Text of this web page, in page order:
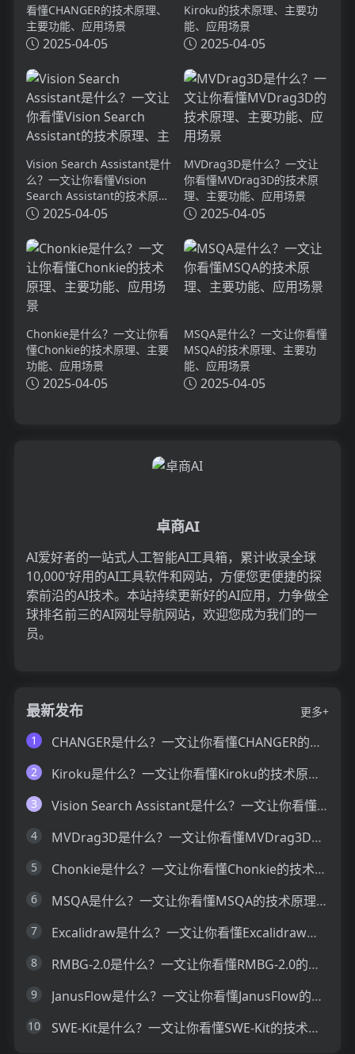
看懂CHANGER的技术原理、
主要功能、应用场景
2025-04-05
Kiroku的技术原理、主要功
能、应用场景
2025-04-05
Vision Search Assistant是什
么？一文让你看懂Vision
Search Assistant的技术原
理、主要功能、应用场景
2025-04-05
MVDrag3D是什么？一文让
你看懂MVDrag3D的技术原
理、主要功能、应用场景
2025-04-05
Chonkie是什么？一文让你看
懂Chonkie的技术原理、主要
功能、应用场景
2025-04-05
MSQA是什么？一文让你看懂
MSQA的技术原理、主要功
能、应用场景
2025-04-05
卓商AI
AI爱好者的一站式人工智能AI工具箱，累计收录全球
10,000⁺好用的AI工具软件和网站，方便您更便捷的探
索前沿的AI技术。本站持续更新好的AI应用，力争做全
球排名前三的AI网址导航网站，欢迎您成为我们的一
员。
最新发布
更多+
1
CHANGER是什么？一文让你看懂CHANGER的技术原理、主要功能、应用场景
2 Kiroku是什么？一文让你看懂Kiroku的技术原理、主要功能、应用场景
3 Vision Search Assistant是什么？一文让你看懂Vision Search Assistant的技术原理、主要功能、应用场景
4 MVDrag3D是什么？一文让你看懂MVDrag3D的技术原理、主要功能、应用场景
5 Chonkie是什么？一文让你看懂Chonkie的技术原理、主要功能、应用场景
6 MSQA是什么？一文让你看懂MSQA的技术原理、主要功能、应用场景
7 Excalidraw是什么？一文让你看懂Excalidraw的技术原理、主要功能、应用场景
8 RMBG-2.0是什么？一文让你看懂RMBG-2.0的技术原理、主要功能、应用场景
9 JanusFlow是什么？一文让你看懂JanusFlow的技术原理、主要功能、应用场景
10 SWE-Kit是什么？一文让你看懂SWE-Kit的技术原理、主要功能、应用场景